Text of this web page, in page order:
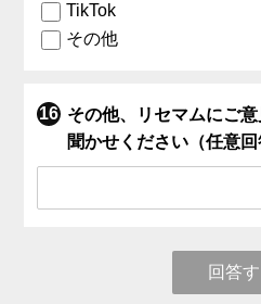
TikTok
その他
その他、リセマムにご
聞かせください（任意回
回答